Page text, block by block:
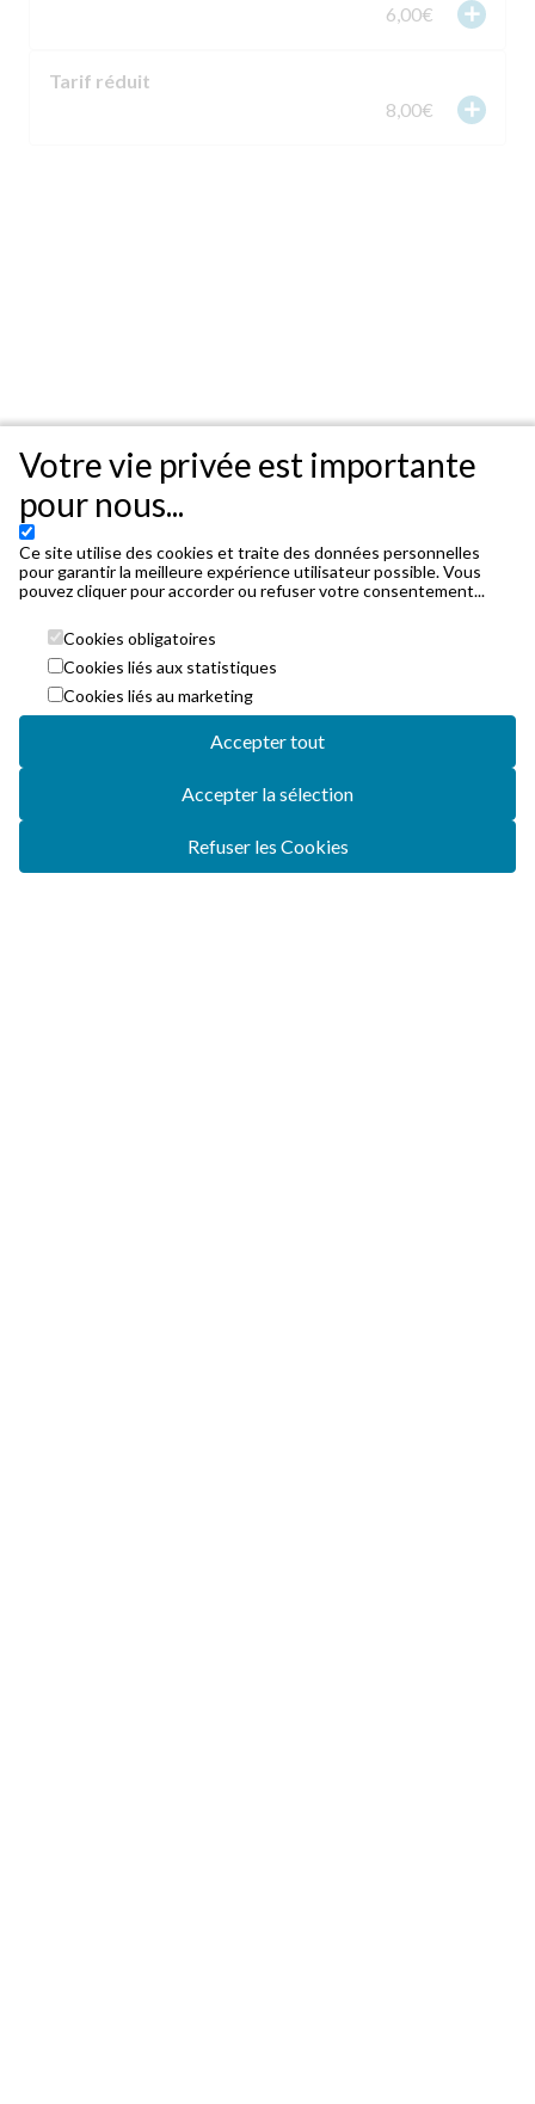
6,00€
add
Tarif réduit
8,00€
add
Votre vie privée est importante
pour nous...
Ce site utilise des cookies et traite des données personnelles
pour garantir la meilleure expérience utilisateur possible. Vous
pouvez cliquer pour accorder ou refuser votre consentement...
Cookies obligatoires
Cookies liés aux statistiques
Cookies liés au marketing
Accepter tout
Accepter la sélection
Refuser les Cookies